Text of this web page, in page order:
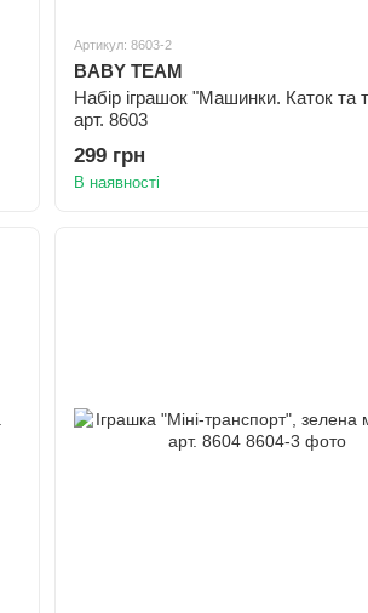
Артикул: 8603-2
BABY TEAM
Набір іграшок "Машинки. Каток та
арт. 8603
299 грн
В наявності